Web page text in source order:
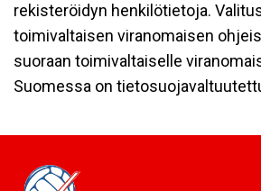
rekisteröidyn henkilötietoja.
toimivaltaisen viranomaisen
suoraan toimivaltaiselle
Suomessa on